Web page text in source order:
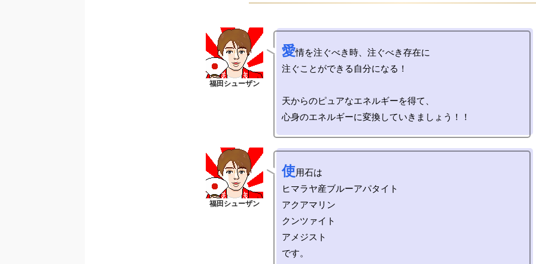
愛情を注ぐべき時、注ぐべき存在に
注ぐことができる自分になる！
天からのピュアなエネルギーを得て、
使用石は
ヒマラヤ産ブルーアパタイト
アクアマリン
クンツァイト
アメジスト